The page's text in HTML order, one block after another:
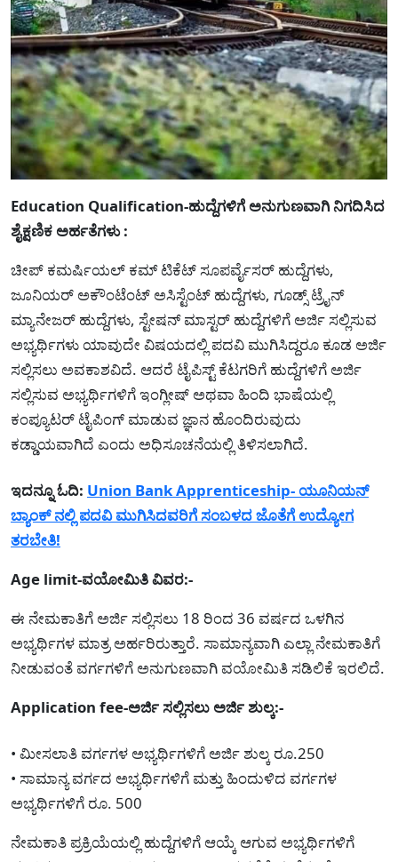
Education Qualification-ಹುದ್ದೆಗಳಿಗೆ ಅನುಗುಣವಾಗಿ ನಿಗದಿಸಿದ
ಶೈಕ್ಷಣಿಕ ಅರ್ಹತೆಗಳು :
ಚೀಪ್ ಕಮರ್ಷಿಯಲ್ ಕಮ್ ಟಿಕೆಟ್ ಸೂಪರ್ವೈಸರ್ ಹುದ್ದೆಗಳು,
ಜೂನಿಯರ್ ಅಕೌಂಟೆಂಟ್ ಅಸಿಸ್ಟೆಂಟ್ ಹುದ್ದೆಗಳು, ಗೂಡ್ಸ್ ಟ್ರೈನ್
ಮ್ಯಾನೇಜರ್ ಹುದ್ದೆಗಳು, ಸ್ಟೇಷನ್ ಮಾಸ್ಟರ್ ಹುದ್ದೆಗಳಿಗೆ ಅರ್ಜಿ ಸಲ್ಲಿಸುವ
ಅಭ್ಯರ್ಥಿಗಳು ಯಾವುದೇ ವಿಷಯದಲ್ಲಿ ಪದವಿ ಮುಗಿಸಿದ್ದರೂ ಕೂಡ ಅರ್ಜಿ
ಸಲ್ಲಿಸಲು ಅವಕಾಶವಿದೆ. ಆದರೆ ಟೈಪಿಸ್ಟ್ ಕೆಟಗರಿಗೆ ಹುದ್ದೆಗಳಿಗೆ ಅರ್ಜಿ
ಸಲ್ಲಿಸುವ ಅಭ್ಯರ್ಥಿಗಳಿಗೆ ಇಂಗ್ಲೀಷ್ ಅಥವಾ ಹಿಂದಿ ಭಾಷೆಯಲ್ಲಿ
ಕಂಪ್ಯೂಟರ್ ಟೈಪಿಂಗ್ ಮಾಡುವ ಜ್ಞಾನ ಹೊಂದಿರುವುದು
ಕಡ್ಡಾಯವಾಗಿದೆ ಎಂದು ಅಧಿಸೂಚನೆಯಲ್ಲಿ ತಿಳಿಸಲಾಗಿದೆ.
ಇದನ್ನೂ ಓದಿ: Union Bank Apprenticeship- ಯೂನಿಯನ್
ಬ್ಯಾಂಕ್ ನಲ್ಲಿ ಪದವಿ ಮುಗಿಸಿದವರಿಗೆ ಸಂಬಳದ ಜೊತೆಗೆ ಉದ್ಯೋಗ
ತರಬೇತಿ!
Age limit-ವಯೋಮಿತಿ ವಿವರ:-
ಈ ನೇಮಕಾತಿಗೆ ಅರ್ಜಿ ಸಲ್ಲಿಸಲು 18 ರಿಂದ 36 ವರ್ಷದ ಒಳಗಿನ
ಅಭ್ಯರ್ಥಿಗಳ ಮಾತ್ರ ಅರ್ಹರಿರುತ್ತಾರೆ. ಸಾಮಾನ್ಯವಾಗಿ ಎಲ್ಲಾ ನೇಮಕಾತಿಗೆ
ನೀಡುವಂತೆ ವರ್ಗಗಳಿಗೆ ಅನುಗುಣವಾಗಿ ವಯೋಮಿತಿ ಸಡಿಲಿಕೆ ಇರಲಿದೆ.
Application fee-ಅರ್ಜಿ ಸಲ್ಲಿಸಲು ಅರ್ಜಿ ಶುಲ್ಕ:-
• ಮೀಸಲಾತಿ ವರ್ಗಗಳ ಅಭ್ಯರ್ಥಿಗಳಿಗೆ ಅರ್ಜಿ ಶುಲ್ಕ ರೂ.250
• ಸಾಮಾನ್ಯ ವರ್ಗದ ಅಭ್ಯರ್ಥಿಗಳಿಗೆ ಮತ್ತು ಹಿಂದುಳಿದ ವರ್ಗಗಳ
ಅಭ್ಯರ್ಥಿಗಳಿಗೆ ರೂ. 500
ನೇಮಕಾತಿ ಪ್ರಕ್ರಿಯೆಯಲ್ಲಿ ಹುದ್ದೆಗಳಿಗೆ ಆಯ್ಕೆ ಆಗುವ ಅಭ್ಯರ್ಥಿಗಳಿಗೆ